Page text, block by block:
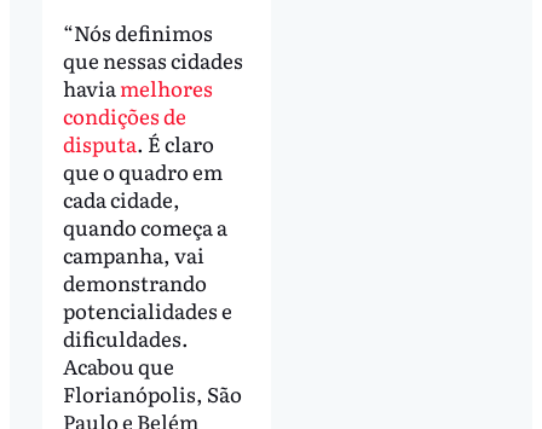
“Nós definimos
que nessas cidades
havia melhores
condições de
disputa. É claro
que o quadro em
cada cidade,
quando começa a
campanha, vai
demonstrando
potencialidades e
dificuldades.
Acabou que
Florianópolis, São
Paulo e Belém